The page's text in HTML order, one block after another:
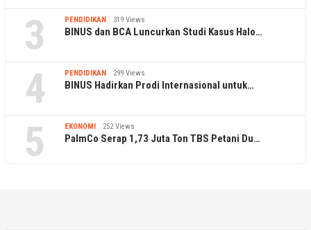
3 PENDIDIKAN 319 Views
BINUS dan BCA Luncurkan Studi Kasus Halo…
4 PENDIDIKAN 299 Views
BINUS Hadirkan Prodi Internasional untuk…
5 EKONOMI 252 Views
PalmCo Serap 1,73 Juta Ton TBS Petani Du…